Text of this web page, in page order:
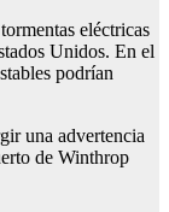
eléctricas
Unidos. En el
podrían
una advertencia
de Winthrop